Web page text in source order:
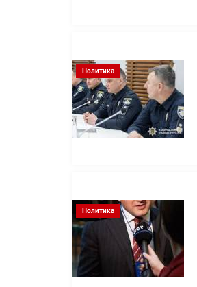
Политика
Политика